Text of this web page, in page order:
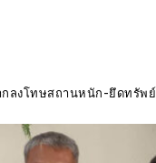
ากลงโทษสถานหนัก-ยึดทรัพย์